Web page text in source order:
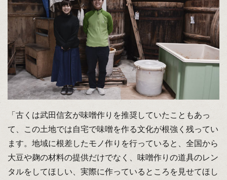
「古くは武田信玄が味噌作りを推奨していたこともあっ
て、この土地では自宅で味噌を作る文化が根強く残ってい
ます。地域に根差したモノ作りを行っていると、全国から
大豆や麹の材料の提供だけでなく、味噌作りの道具のレン
タルをしてほしい、実際に作っているところを見せてほし